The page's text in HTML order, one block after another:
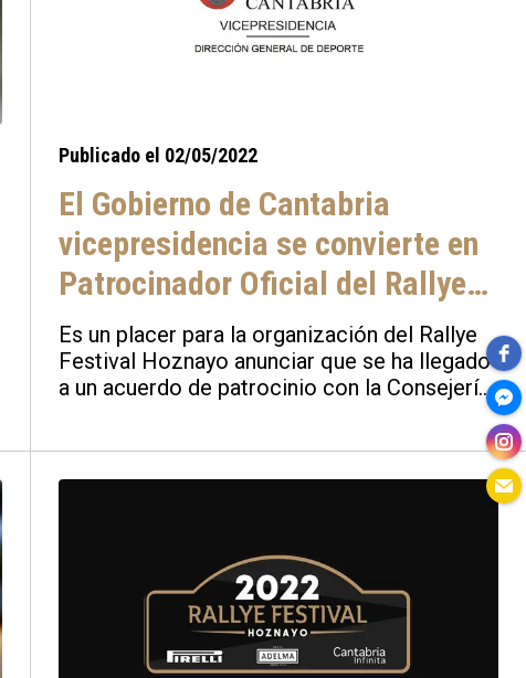
Publicado el 02/05/2022
El Gobierno de Cantabria
vicepresidencia se convierte en
Patrocinador Oficial del Rallye
Festival Hoznayo 2022
Es un placer para la organización del Rallye
Festival Hoznayo anunciar que se ha llegado
a un acuerdo de patrocinio con la Consejería
de Universidades, Igualdad, Cultura y Deporte